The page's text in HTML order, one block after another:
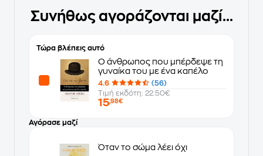
Συνήθως αγοράζονται μαζί...
Τώρα βλέπεις αυτό
O άνθρωπος που μπέρδεψε τη
γυναίκα του με ένα καπέλο
4.6
(56)
Τιμή εκδότη: 22.50€
15,98€
Αγόρασε μαζί
Όταν το σώμα λέει όχι